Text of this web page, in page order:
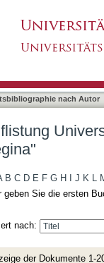
nach Autor
B C D E F G H J K L
geben Sie die ersten
nach:
der Dokumente 1-